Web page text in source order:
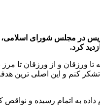
در مجلس شورای اسلامی،
کرد.
ورزقان و از ورزقان تا
و این اصلی ترین هدفم
به اتمام رسیده و